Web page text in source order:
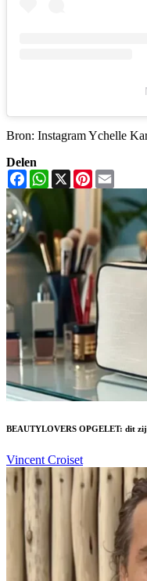
Bron: Instagram Ychelle
Delen
FacebookWhatsApp
X Pinterest
BEAUTYLOVERS OPGELET: dit
Vincent Croiset